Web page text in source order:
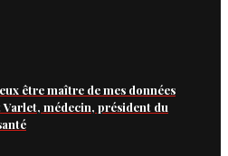
être maître de mes données
Varlet, médecin, président du